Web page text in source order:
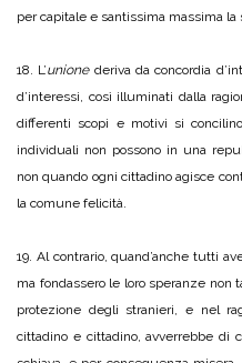
per capitale e santissima massima
18. L’unionederiva da concordia
d’interessi, così illuminati dalla
differenti scopi e motivi si
individuali non possono in una
non quando ogni cittadino agisce
la comune felicità.
19. Al contrario, quand’anche tutti
ma fondassero le loro speranze
protezione degli stranieri, e nel
cittadino e cittadino, avverrebbe di